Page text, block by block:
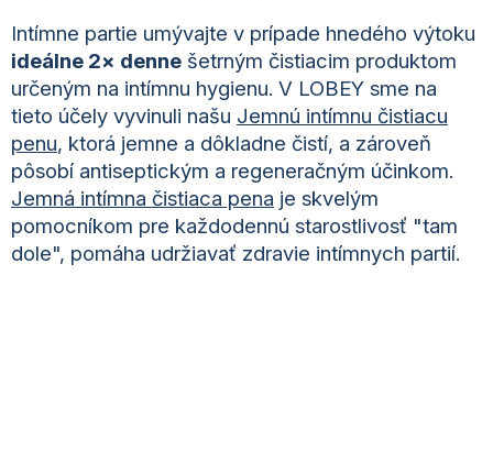
Intímne partie umývajte v prípade hnedého výtoku
ideálne 2× denne šetrným čistiacim produktom
určeným na intímnu hygienu. V LOBEY sme na
tieto účely vyvinuli našu Jemnú intímnu čistiacu
penu, ktorá jemne a dôkladne čistí, a zároveň
pôsobí antiseptickým a regeneračným účinkom.
Jemná intímna čistiaca pena je skvelým
pomocníkom pre každodennú starostlivosť "tam
dole", pomáha udržiavať zdravie intímnych partií.